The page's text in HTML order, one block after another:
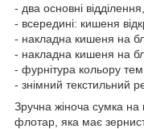
- два основні
- всередині: кишеня
- накладна кишеня на
- накладна кишеня на
- фурнітура кольору
- знімний текстильний
Зручна жіноча сумка на
флотар, яка має